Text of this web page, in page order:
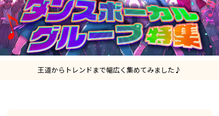
王道からトレンドまで幅広く集めてみました♪